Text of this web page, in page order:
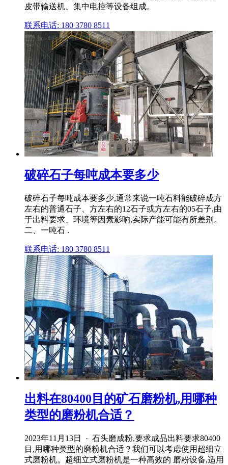
皮带输送机、集中电控等设备组成。
联系电话: 180 3780 8511
破碎石子每吨成本要多少
破碎石子每吨成本要多少,通常来说一吨石料能破碎成方
左右的普通石子、方左右的12石子或方左右的05石子,由
于出料要求、环境等因素影响,实际产能可能有所差别。
二、一吨石 .
联系电话: 180 3780 8511
出料在80400目的矿石磨粉机,用哪种
类型的磨粉机合适？
2023年11月13日 · 石头磨成粉,要求成品出料要求80400
目,用哪种类型的磨粉机合适？我们可以考虑使用超细立
式磨粉机。超细立式磨粉机是一种高效的 磨粉设备,适用